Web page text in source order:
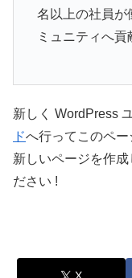
名以上の社員が
ミュニティへ貢
新しく WordPress
ドへ行ってこのペ
新しいページを作
ださい !